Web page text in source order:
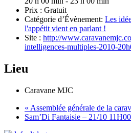
Prix : Gratuit
Catégorie d’Évènement: Les
l'appétit vient en parlant !
Site : http://
intelligences-multiples-2010-
Lieu
Caravane MJC
« Assemblée générale de la
Sam’Di Fantaisie – 21/10 11H00